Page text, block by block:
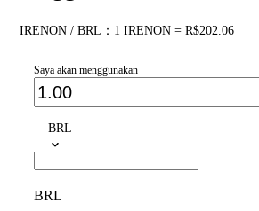
IRENON / BRL：1 IRENON = R$202.06
Saya akan menggunakan
BRL
BRL